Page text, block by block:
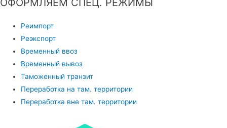
ОФОРМЛЯЕМ СПЕЦ. РЕЖИМЫ
Реимпорт
Реэкспорт
Временный ввоз
Временный вывоз
Таможенный транзит
Переработка на там. территории
Переработка вне там. территории